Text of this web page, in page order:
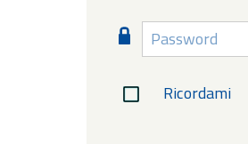
Password
Ricordami